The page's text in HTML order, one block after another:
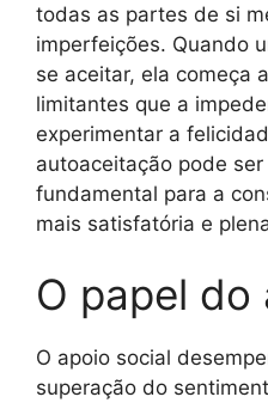
todas as partes de si
imperfeições. Quando
se aceitar, ela começa
limitantes que a
experimentar a
autoaceitação pode
fundamental para a
mais satisfatória e
O papel do
O apoio social
superação do